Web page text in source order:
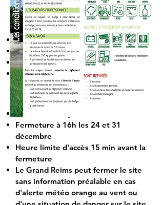
Vaudesincourt
Lundi fermé
Mardi de 14h à 18h
Mercredi, jeudi, vendredi fermé
Samedi de 9h à 12h
Fermeture les jours fériés
Fermeture à 16h les 24 et 31
décembre
Heure limite d'accès 15 min avant la
fermeture
Le Grand Reims peut fermer le site
sans information préalable en cas
d'alerte météo orange au vent ou